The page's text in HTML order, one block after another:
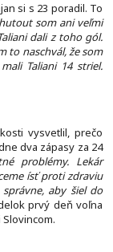
si s 23 poradil. To
som ani veľmi
dali z toho gól.
to naschvál, že som
Taliani 14 striel.
vysvetlil, prečo
dva zápasy za 24
problémy. Lekár
ísť proti zdraviu
aby šiel do
prvý deň voľna